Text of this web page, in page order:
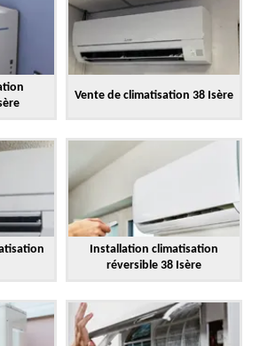
Vente de climatisation 38 Isère
Installation climatisation
réversible 38 Isère